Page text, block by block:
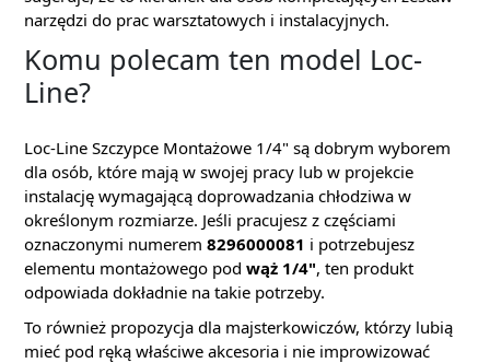
narzędzi do prac warsztatowych i instalacyjnych.
Komu polecam ten model Loc-
Line?
Loc-Line Szczypce Montażowe 1/4" są dobrym wyborem
dla osób, które mają w swojej pracy lub w projekcie
instalację wymagającą doprowadzania chłodziwa w
określonym rozmiarze. Jeśli pracujesz z częściami
oznaczonymi numerem 8296000081 i potrzebujesz
elementu montażowego pod wąż 1/4", ten produkt
odpowiada dokładnie na takie potrzeby.
To również propozycja dla majsterkowiczów, którzy lubią
mieć pod ręką właściwe akcesoria i nie improwizować